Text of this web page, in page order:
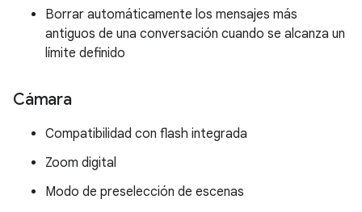
Borrar automáticamente los mensajes más
antiguos de una conversación cuando se alcanza un
límite definido
Cámara
Compatibilidad con flash integrada
Zoom digital
Modo de preselección de escenas